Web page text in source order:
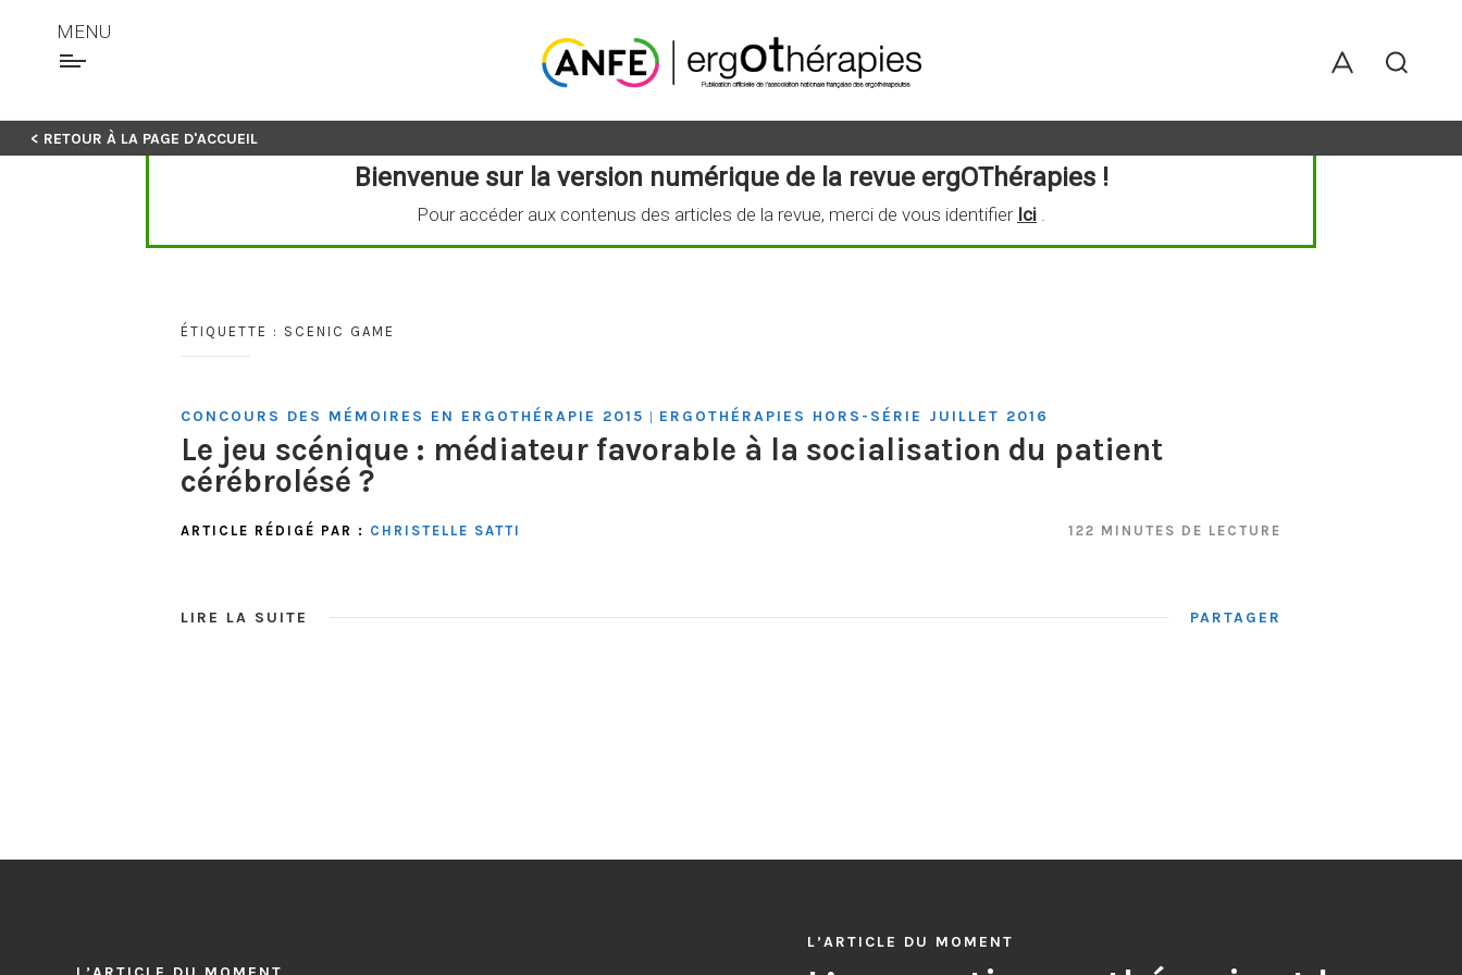
Skip
MENU
< RETOUR À LA PAGE D'ACCUEIL
Bienvenue sur la version numérique de la revue ergOThérapies !
Pour accéder aux contenus des articles de la revue, merci de vous identifier Ici .
ÉTIQUETTE : SCENIC GAME
CONCOURS DES MÉMOIRES EN ERGOTHÉRAPIE 2015 | ERGOTHÉRAPIES HORS-SÉRIE JUILLET 2016
Le jeu scénique : médiateur favorable à la socialisation du patient
cérébrolésé ?
ARTICLE RÉDIGÉ PAR : CHRISTELLE SATTI 122 MINUTES DE LECTURE
LIRE LA SUITE PARTAGER
L’ARTICLE DU MOMENT